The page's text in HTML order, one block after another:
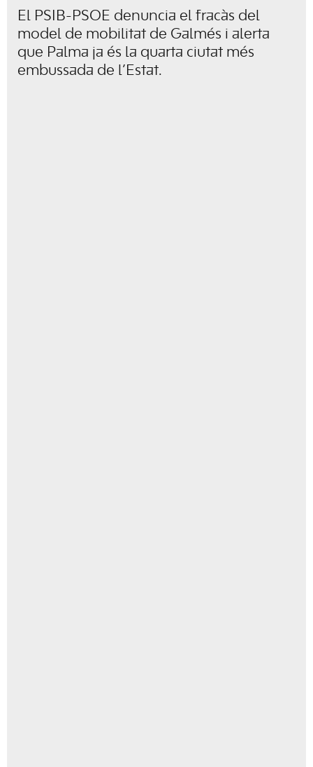
El PSIB-PSOE denuncia el fracàs del
model de mobilitat de Galmés i alerta
que Palma ja és la quarta ciutat més
embussada de l’Estat.